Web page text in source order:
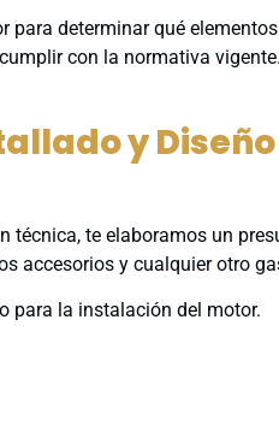
determinar qué
con la normativa vigente.
y Diseño
técnica, te elaboramos un
accesorios y cualquier otro
para la instalación del motor.